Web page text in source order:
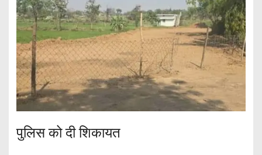
पुलिस को दी शिकायत